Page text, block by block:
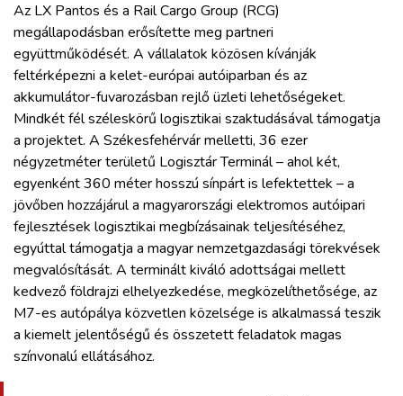
Az LX Pantos és a Rail Cargo Group (RCG)
megállapodásban erősítette meg partneri
együttműködését. A vállalatok közösen kívánják
feltérképezni a kelet-európai autóiparban és az
akkumulátor-fuvarozásban rejlő üzleti lehetőségeket.
Mindkét fél széleskörű logisztikai szaktudásával támogatja
a projektet. A Székesfehérvár melletti, 36 ezer
négyzetméter területű Logisztár Terminál – ahol két,
egyenként 360 méter hosszú sínpárt is lefektettek – a
jövőben hozzájárul a magyarországi elektromos autóipari
fejlesztések logisztikai megbízásainak teljesítéséhez,
egyúttal támogatja a magyar nemzetgazdasági törekvések
megvalósítását. A terminált kiváló adottságai mellett
kedvező földrajzi elhelyezkedése, megközelíthetősége, az
M7-es autópálya közvetlen közelsége is alkalmassá teszik
a kiemelt jelentőségű és összetett feladatok magas
színvonalú ellátásához.